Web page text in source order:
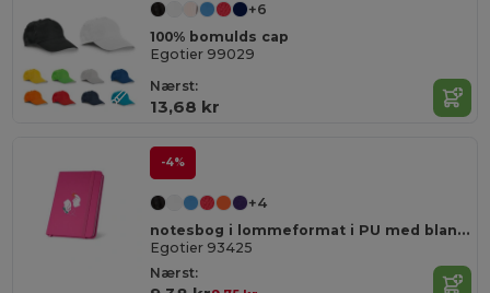
+6
100% bomulds cap
Egotier 99029
Nærst:
13,68 kr
-4%
+4
notesbog i lommeformat i PU med blanke sider
Egotier 93425
Nærst: